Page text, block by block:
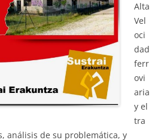
Alta
Vel
oci
dad
ferr
ovi
aria
y el
tra
análisis de su problemática, y